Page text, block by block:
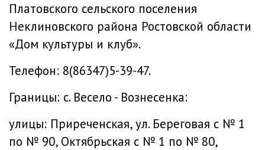
Платовского сельского поселения
Неклиновского района Ростовской области
«Дом культуры и клуб».
Телефон: 8(86347)5-39-47.
Границы: с. Весело - Вознесенка:
улицы: Приреченская, ул. Береговая с № 1
по № 90, Октябрьская с № 1 по № 80,